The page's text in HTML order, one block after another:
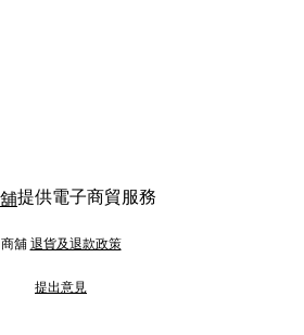
提供電子商貿服務
商舖退貨及退款政策
提出意見